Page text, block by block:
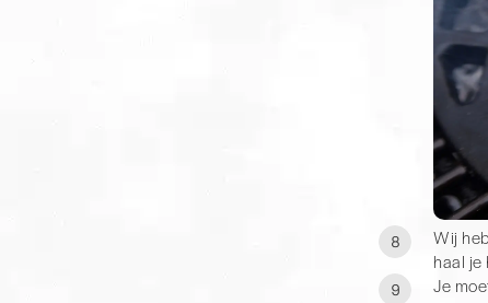
8
Wij
haal je
9
Je